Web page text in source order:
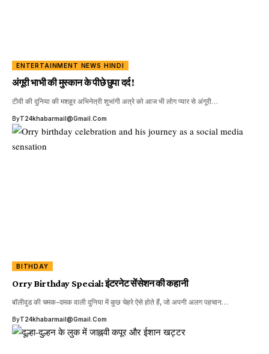
ENTERTAINMENT NEWS HINDI
अंगूरी भाभी की मुस्कान के पीछे छुपा दर्द !
टीवी की दुनिया की मशहूर अभिनेत्री शुभांगी अत्रे को आज भी लोग प्यार से अंगूरी…
ByT24khabarmail@gmail.com
BITHDAY
Orry Birthday Special: इंटरनेट सेंसेशन की कहानी
बॉलीवुड की चमक-दमक वाली दुनिया में कुछ चेहरे ऐसे होते हैं, जो अपनी अलग पहचान…
ByT24khabarmail@gmail.com